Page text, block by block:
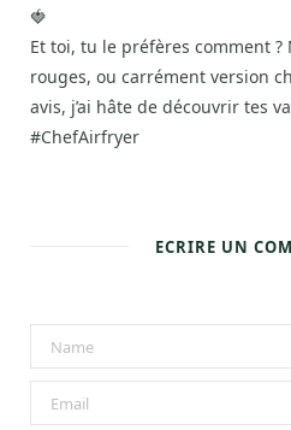
🍓
Et toi, tu le préfères comment
rouges, ou carrément version
avis, j’ai hâte de découvrir tes
#ChefAirfryer
ECRIRE UN